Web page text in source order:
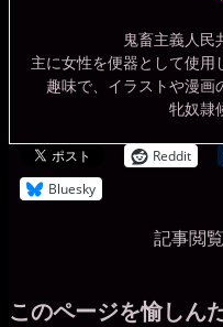
鬼畜主義人民
主に女性を便器として使用
趣味で、イラストや漫画
牝奴隷
Reddit
Bluesky
記事閲
このページを愉しん